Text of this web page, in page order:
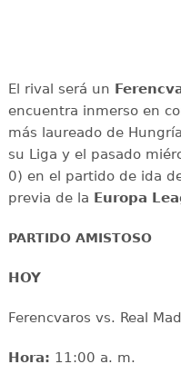
El rival será un
encuentra inmerso en
más laureado de
su Liga y el pasado
0) en el partido de ida
previa de la Europa
PARTIDO AMISTOSO
HOY
Ferencvaros vs. Real
Hora: 11:00 a. m.